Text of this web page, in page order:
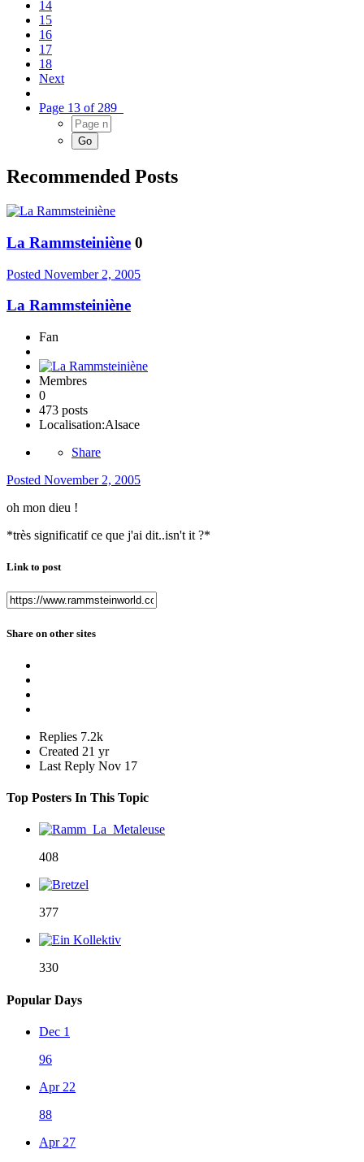
14
15
16
17
18
Next
Page 13 of 289
Recommended Posts
La Rammsteiniène 0
Posted November 2, 2005
La Rammsteiniène
Fan
Membres
0
473 posts
Localisation:Alsace
Share
Posted November 2, 2005
oh mon dieu !
*très significatif ce que j'ai dit..isn't it ?*
Link to post
Share on other sites
Replies 7.2k
Created 21 yr
Last Reply Nov 17
Top Posters In This Topic
408
377
330
Popular Days
Dec 1
96
Apr 22
88
Apr 27